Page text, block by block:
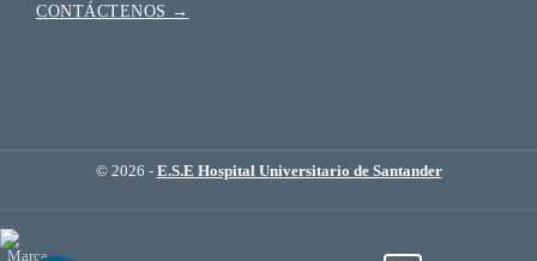
CONTÁCTENOS →
© 2026 - E.S.E Hospital Universitario de Santander